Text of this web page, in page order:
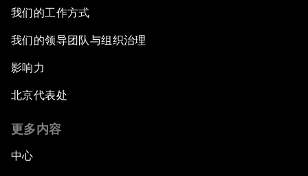
我们的工作方式
我们的领导团队与组织治理
影响力
北京代表处
更多内容
中心